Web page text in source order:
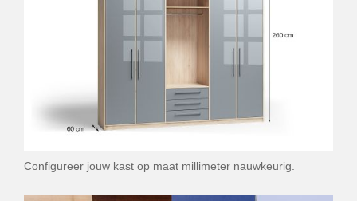
Configureer jouw kast op maat millimeter nauwkeurig.